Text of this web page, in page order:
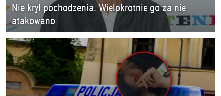
Nie krył pochodzenia. Wielokrotnie go za nie
atakowano